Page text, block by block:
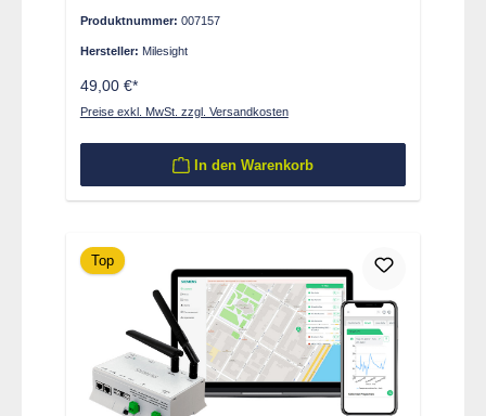
Produktnummer: 007157
Hersteller: Milesight
49,00 €*
Preise exkl. MwSt. zzgl. Versandkosten
In den Warenkorb
Top